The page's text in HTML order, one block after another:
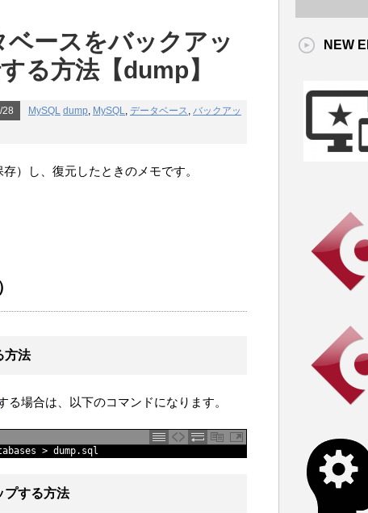
ベースをバックアッ
る方法【dump】
28 MySQL dump, MySQL, データベース, バックアッ
）し、復元したときのメモです。
方法
る場合は、以下のコマンドになります。
> dump. sql
プする方法
NEW